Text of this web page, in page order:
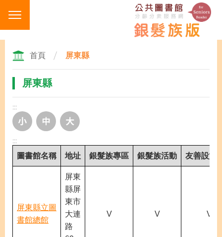
主
要
首頁 屏東縣
屏東縣
:::
:::
圖書館名稱 地址 銀髮族專區 銀髮族活動 友善設施
屏東縣立圖
書館總館
屏東
縣屏
東市
大連
路
V V V